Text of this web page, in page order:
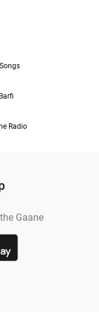
Radio
Gaane